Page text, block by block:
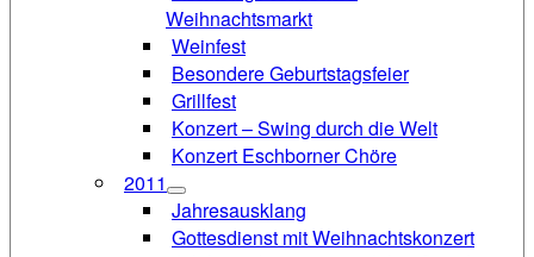
Weihnachtsmarkt
Weinfest
Besondere Geburtstagsfeier
Grillfest
Konzert – Swing durch die Welt
Konzert Eschborner Chöre
2011
Jahresausklang
Gottesdienst mit Weihnachtskonzert